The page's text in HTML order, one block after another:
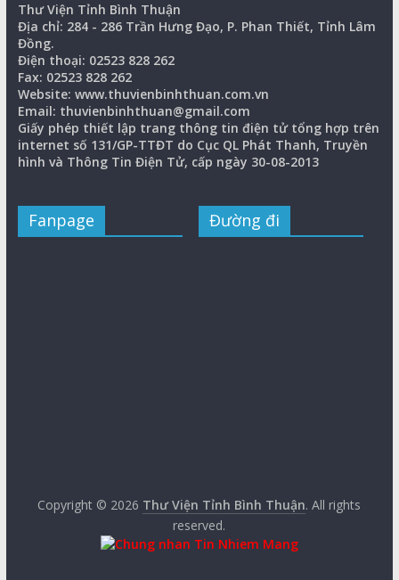
Thư Viện Tỉnh Bình Thuận
Địa chỉ: 284 - 286 Trần Hưng Đạo, P. Phan Thiết, Tỉnh Lâm
Đồng.
Điện thoại: 02523 828 262
Fax: 02523 828 262
Website: www.thuvienbinhthuan.com.vn
Email: thuvienbinhthuan@gmail.com
Giấy phép thiết lập trang thông tin điện tử tổng hợp trên
internet số 131/GP-TTĐT do Cục QL Phát Thanh, Truyền
hình và Thông Tin Điện Tử, cấp ngày 30-08-2013
Fanpage Đường đi
Copyright © 2026 Thư Viện Tỉnh Bình Thuận. All rights
reserved.